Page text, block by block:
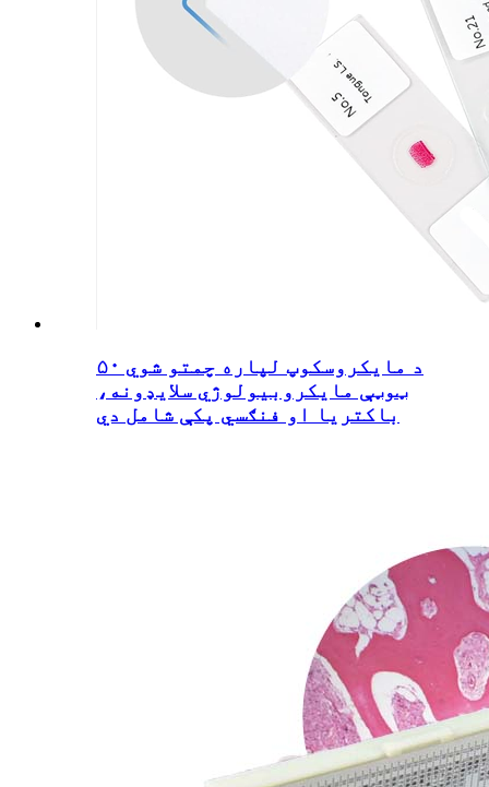
د مایکروسکوپ لپاره چمتو شوي ۵۰
ټوټې مایکروبیولوژي سلایډونه،
باکتریا او فنګسي پکې شامل دي